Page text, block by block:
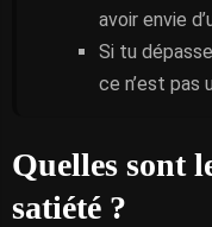
avoir envie
Si tu
ce n’est pas
Quelles sont
satiété ?